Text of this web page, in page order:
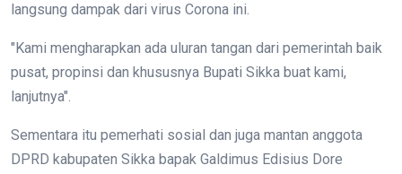
langsung dampak dari virus Corona ini.
"Kami mengharapkan ada uluran tangan dari pemerintah baik
pusat, propinsi dan khususnya Bupati Sikka buat kami,
lanjutnya".
Sementara itu pemerhati sosial dan juga mantan anggota
DPRD kabupaten Sikka bapak Galdimus Edisius Dore